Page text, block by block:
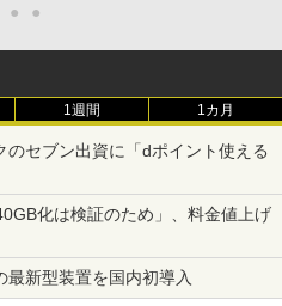
● ●
1週間 1カ月
セブン出資に「dポイント使える
化は検証のため」、料金値上げ
新型装置を国内初導入